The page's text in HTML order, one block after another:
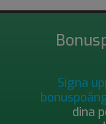
Signa
dina